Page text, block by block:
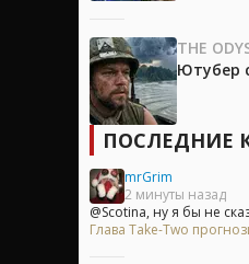
THE
Ютубер
ПОСЛЕДНИЕ
mrGrim
2 минуты назад
@Scotina, ну я бы не
Глава Take-Two